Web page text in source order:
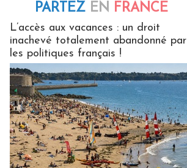
PARTEZ EN FRANCE
L’accès aux vacances : un droit
inachevé totalement abandonné par
les politiques français !